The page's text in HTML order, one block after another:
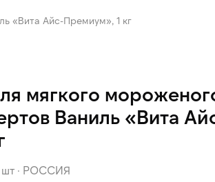
«Вита Айс-Премиум», 1 кг
мягкого
Ваниль «Вита
шт · РОССИЯ